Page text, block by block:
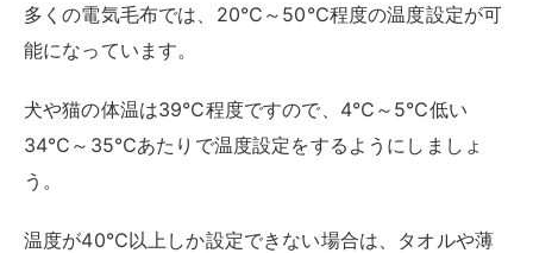
多くの電気毛布では、20℃～50℃程度の温度設定が可
能になっています。
犬や猫の体温は39℃程度ですので、4℃～5℃低い
34℃～35℃あたりで温度設定をするようにしましょ
う。
温度が40℃以上しか設定できない場合は、タオルや薄